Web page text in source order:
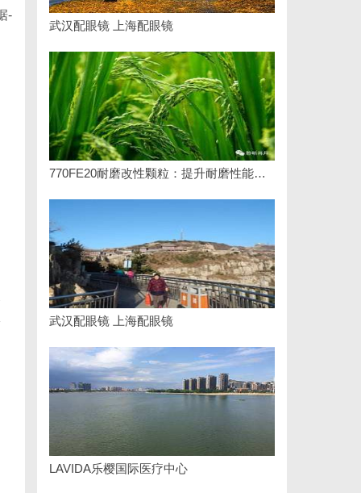
-
武汉配眼镜 上海配眼镜
770FE20耐磨改性颗粒：提升耐磨性能的革命性材料
武汉配眼镜 上海配眼镜
LAVIDA乐樱国际医疗中心